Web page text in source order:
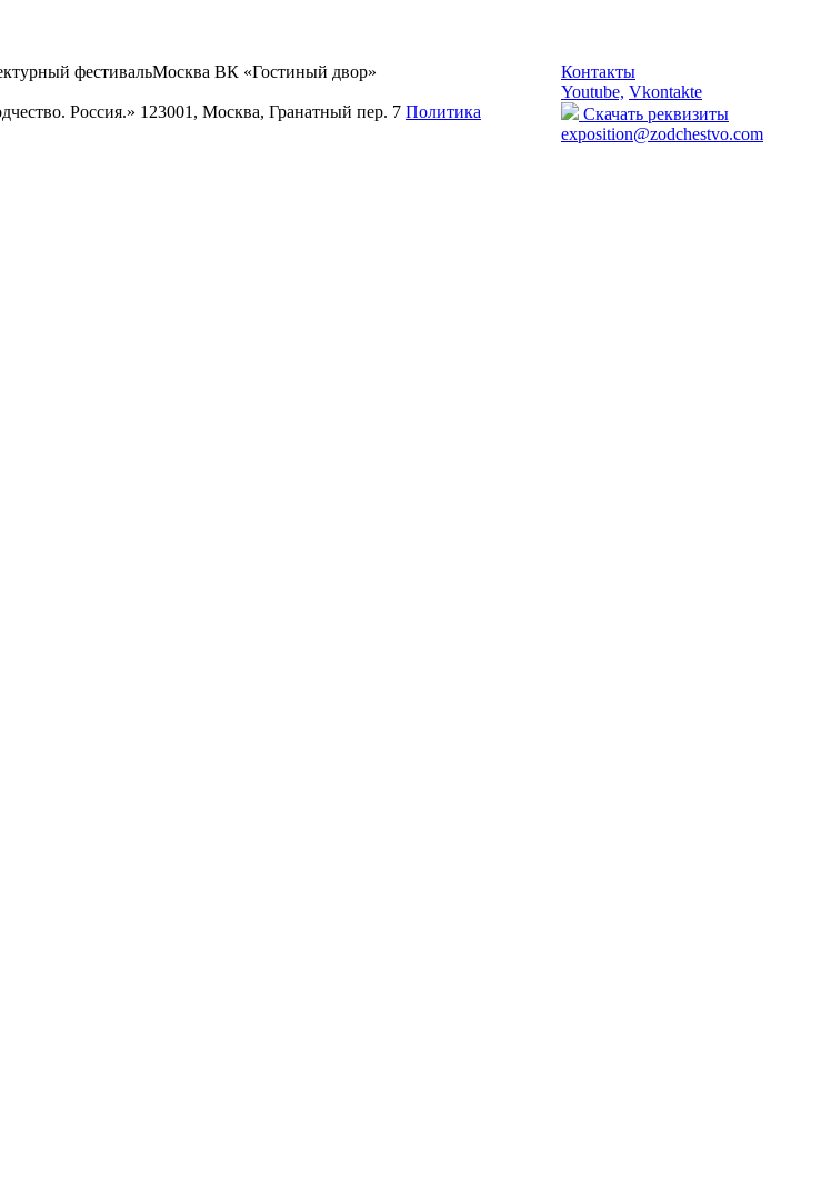
фестивальМосква ВК «Гостиный двор»
Россия.» 123001, Москва, Гранатный пер. 7 Политика
Контакты
Youtube, Vkontakte
Скачать реквизиты
exposition@zodchestvo.com